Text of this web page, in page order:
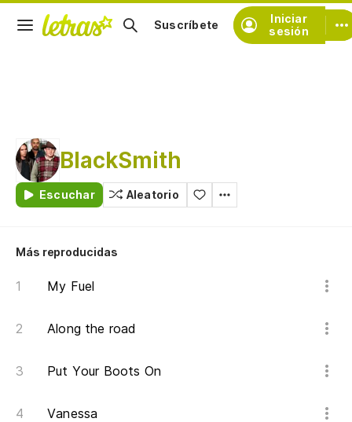
Iniciar
sesión
Suscríbete
BlackSmith
Escuchar Aleatorio
Más reproducidas
My Fuel
Along the road
Put Your Boots On
Vanessa